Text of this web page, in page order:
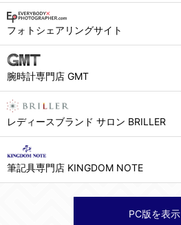
フォトシェアリングサイト
腕時計専門店 GMT
レディースブランド サロン BRILLER
筆記具専門店 KINGDOM NOTE
PC版を表示